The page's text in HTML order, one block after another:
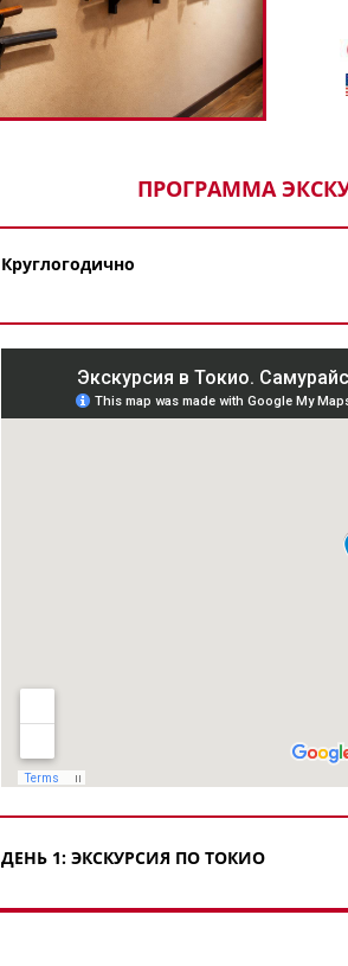
ПРОГРАММА
Круглогодично
ДЕНЬ 1: ЭКСКУРСИЯ ПО ТОКИО